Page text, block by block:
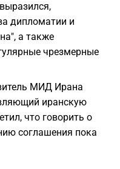
дипломатии и
а также
чрезмерные
МИД Ирана
иранскую
что говорить о
соглашения пока